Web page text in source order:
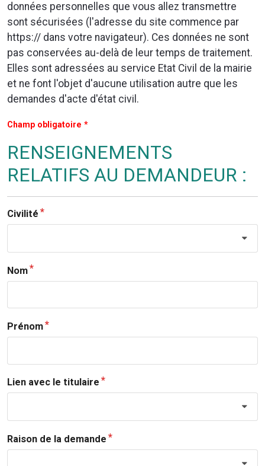
données personnelles que vous allez transmettre
sont sécurisées (l'adresse du site commence par
https:// dans votre navigateur). Ces données ne sont
pas conservées au-delà de leur temps de traitement.
Elles sont adressées au service Etat Civil de la mairie
et ne font l'objet d'aucune utilisation autre que les
demandes d'acte d'état civil.
Champ obligatoire *
RENSEIGNEMENTS
RELATIFS AU DEMANDEUR :
Civilité
Nom
Prénom
Lien avec le titulaire
Raison de la demande